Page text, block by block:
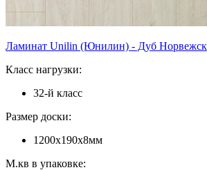
Ламинат Unilin (Юнилин) - Дуб
Класс нагрузки:
32-й класс
Размер доски:
1200х190х8мм
М.кв в упаковке: